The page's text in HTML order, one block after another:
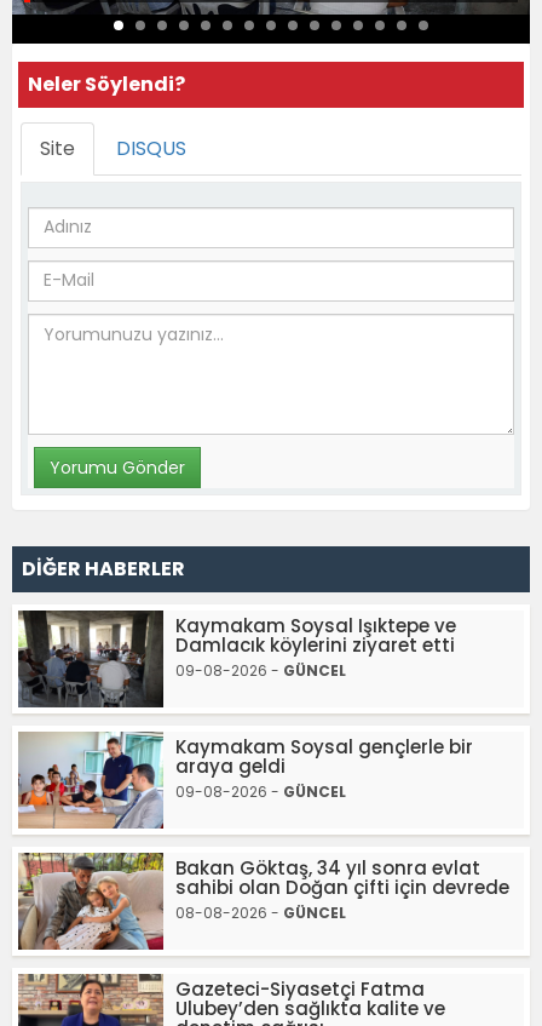
Neler Söylendi?
Site DISQUS
DİĞER HABERLER
Kaymakam Soysal Işıktepe ve
Damlacık köylerini ziyaret etti
09-08-2026 - GÜNCEL
Kaymakam Soysal gençlerle bir
araya geldi
09-08-2026 - GÜNCEL
Bakan Göktaş, 34 yıl sonra evlat
sahibi olan Doğan çifti için devrede
08-08-2026 - GÜNCEL
Gazeteci-Siyasetçi Fatma
Ulubey’den sağlıkta kalite ve